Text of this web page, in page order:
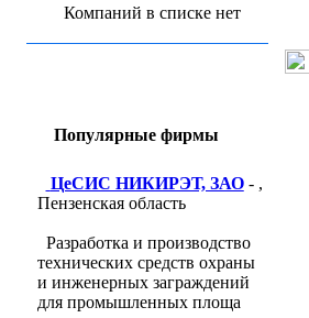
Компаний в списке нет
Популярные фирмы
ЦеСИС НИКИРЭТ, ЗАО- ,
Пензенская область
Разработка и производство
технических средств охраны
и инженерных заграждений
для промышленных площа